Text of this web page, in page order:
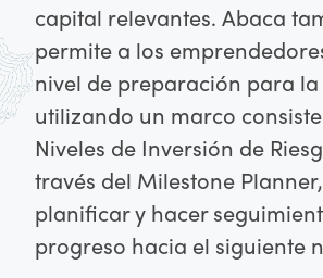
capital relevantes. Abaca
permite a los
nivel de preparación para
utilizando un marco
Niveles de Inversión de
través del Milestone
planificar y hacer
progreso hacia el siguiente